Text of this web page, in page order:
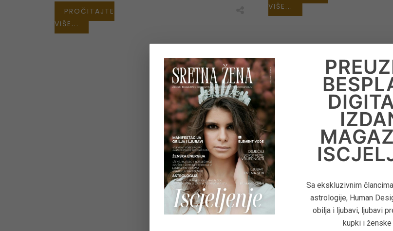
PROČITAJTE
VIŠE...
VIŠE...
Sa ekskluzivnim
astrologije, Human
obilja i ljubavi, ljubavi
kupki i ženske